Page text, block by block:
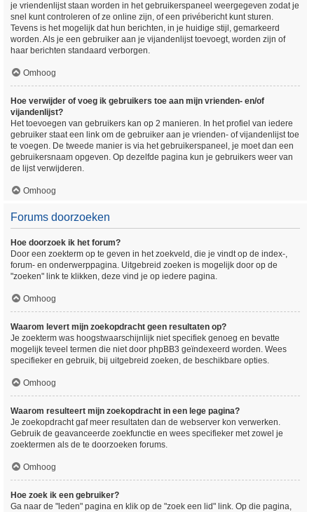
je vriendenlijst staan worden in het gebruikerspaneel weergegeven zodat je
snel kunt controleren of ze online zijn, of een privébericht kunt sturen.
Tevens is het mogelijk dat hun berichten, in je huidige stijl, gemarkeerd
worden. Als je een gebruiker aan je vijandenlijst toevoegt, worden zijn of
haar berichten standaard verborgen.
Omhoog
Hoe verwijder of voeg ik gebruikers toe aan mijn vrienden- en/of
vijandenlijst?
Het toevoegen van gebruikers kan op 2 manieren. In het profiel van iedere
gebruiker staat een link om de gebruiker aan je vrienden- of vijandenlijst toe
te voegen. De tweede manier is via het gebruikerspaneel, je moet dan een
gebruikersnaam opgeven. Op dezelfde pagina kun je gebruikers weer van
de lijst verwijderen.
Omhoog
Forums doorzoeken
Hoe doorzoek ik het forum?
Door een zoekterm op te geven in het zoekveld, die je vindt op de index-,
forum- en onderwerppagina. Uitgebreid zoeken is mogelijk door op de
"zoeken" link te klikken, deze vind je op iedere pagina.
Omhoog
Waarom levert mijn zoekopdracht geen resultaten op?
Je zoekterm was hoogstwaarschijnlijk niet specifiek genoeg en bevatte
mogelijk teveel termen die niet door phpBB3 geïndexeerd worden. Wees
specifieker en gebruik, bij uitgebreid zoeken, de beschikbare opties.
Omhoog
Waarom resulteert mijn zoekopdracht in een lege pagina?
Je zoekopdracht gaf meer resultaten dan de webserver kon verwerken.
Gebruik de geavanceerde zoekfunctie en wees specifieker met zowel je
zoektermen als de te doorzoeken forums.
Omhoog
Hoe zoek ik een gebruiker?
Ga naar de "leden" pagina en klik op de "zoek een lid" link. Op die pagina,